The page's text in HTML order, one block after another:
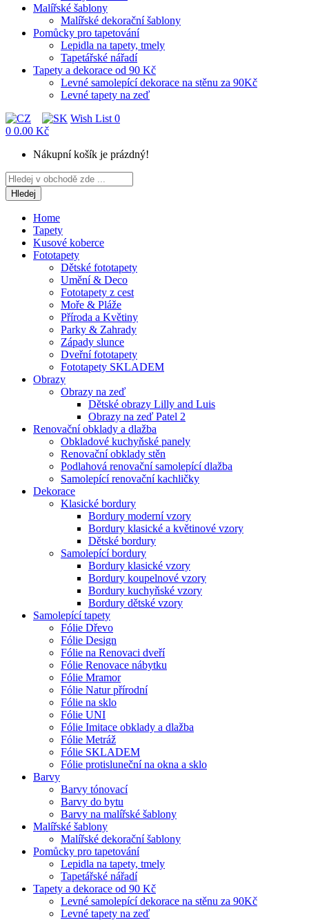
Malířské šablony
Malířské dekorační šablony
Pomůcky pro tapetování
Lepidla na tapety, tmely
Tapetářské nářadí
Tapety a dekorace od 90 Kč
Levné samolepící dekorace na stěnu za 90Kč
Levné tapety na zeď
Wish List 0
0 0.00 Kč
Nákupní košík je prázdný!
Hledej
Home
Tapety
Kusové koberce
Fototapety
Dětské fototapety
Umění & Deco
Fototapety z cest
Moře & Pláže
Příroda a Květiny
Parky & Zahrady
Západy slunce
Dveřní fototapety
Fototapety SKLADEM
Obrazy
Obrazy na zeď
Dětské obrazy Lilly and Luis
Obrazy na zeď Patel 2
Renovační obklady a dlažba
Obkladové kuchyňské panely
Renovační obklady stěn
Podlahová renovační samolepící dlažba
Samolepící renovační kachličky
Dekorace
Klasické bordury
Bordury moderní vzory
Bordury klasické a květinové vzory
Dětské bordury
Samolepící bordury
Bordury klasické vzory
Bordury koupelnové vzory
Bordury kuchyňské vzory
Bordury dětské vzory
Samolepící tapety
Fólie Dřevo
Fólie Design
Fólie na Renovaci dveří
Fólie Renovace nábytku
Fólie Mramor
Fólie Natur přírodní
Fólie na sklo
Fólie UNI
Fólie Imitace obklady a dlažba
Fólie Metráž
Fólie SKLADEM
Fólie protisluneční na okna a sklo
Barvy
Barvy tónovací
Barvy do bytu
Barvy na malířské šablony
Malířské šablony
Malířské dekorační šablony
Pomůcky pro tapetování
Lepidla na tapety, tmely
Tapetářské nářadí
Tapety a dekorace od 90 Kč
Levné samolepící dekorace na stěnu za 90Kč
Levné tapety na zeď